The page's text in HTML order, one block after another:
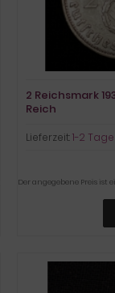
2 Reichsmark
Reich
Lieferzeit:1-2 Tage
Der angegebene Preis ist